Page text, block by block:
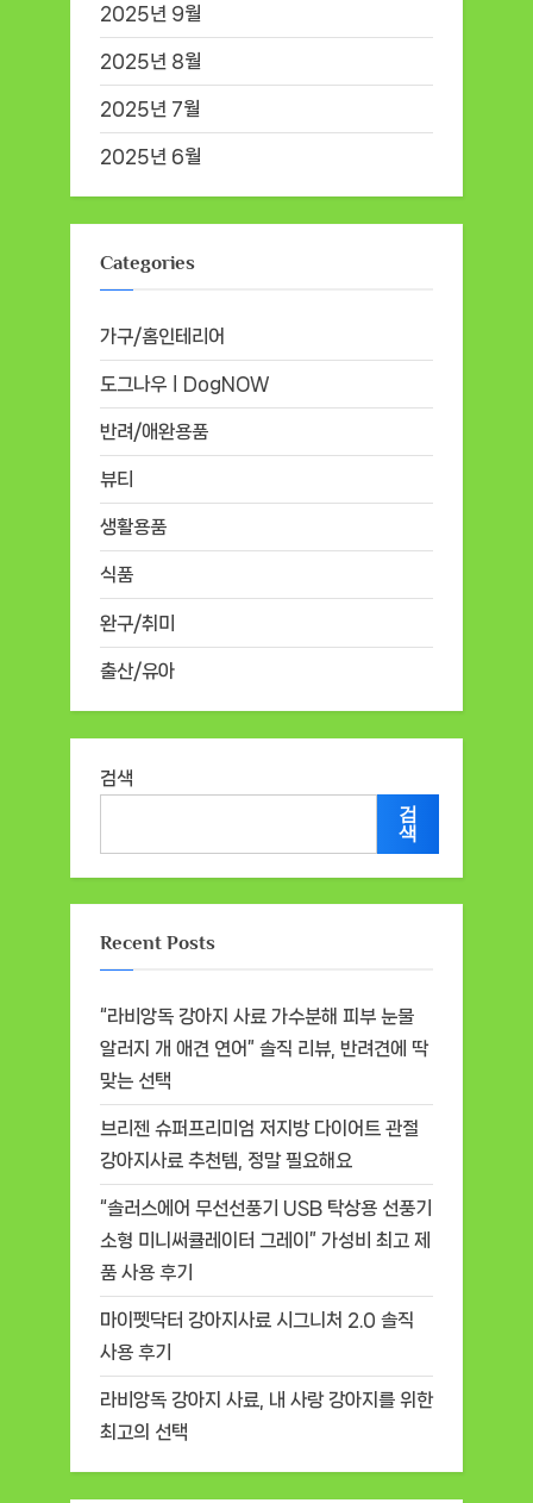
2025년 9월
2025년 8월
2025년 7월
2025년 6월
Categories
가구/홈인테리어
도그나우ㅣDogNOW
반려/애완용품
뷰티
생활용품
식품
완구/취미
출산/유아
검색
검
색
Recent Posts
“라비앙독 강아지 사료 가수분해 피부 눈물
알러지 개 애견 연어” 솔직 리뷰, 반려견에 딱
맞는 선택
브리젠 슈퍼프리미엄 저지방 다이어트 관절
강아지사료 추천템, 정말 필요해요
“솔러스에어 무선선풍기 USB 탁상용 선풍기
소형 미니써큘레이터 그레이” 가성비 최고 제
품 사용 후기
마이펫닥터 강아지사료 시그니처 2.0 솔직
사용 후기
라비앙독 강아지 사료, 내 사랑 강아지를 위한
최고의 선택